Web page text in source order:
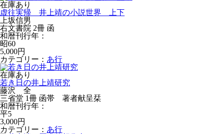
在庫あり
虚往実帰 井上靖の小説世界 上下
上坂信男
右文書院 2冊 函
和暦刊行年：
昭60
5,000円
カテゴリー： あ行
在庫あり
若き日の井上靖研究
藤沢 全
三省堂 1冊 函帯 著者献呈栞
和暦刊行年：
平5
3,000円
カテゴリー： あ行